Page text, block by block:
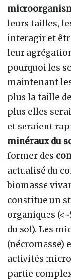
leurs tailles,
interagir et
leur
pourquoi les
maintenant
plus la taille
plus elles
et seraient
minéraux du
former des
actualisé du
biomasse
constitue un
organiques
du sol). Les
(nécromasse)
activités
partie